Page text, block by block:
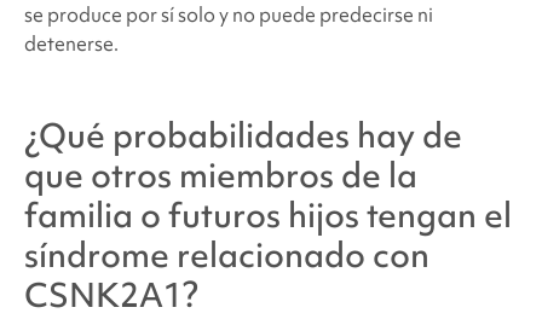
se produce por sí solo y no puede predecirse ni
detenerse.
¿Qué probabilidades hay de
que otros miembros de la
familia o futuros hijos tengan el
síndrome relacionado con
CSNK2A1?